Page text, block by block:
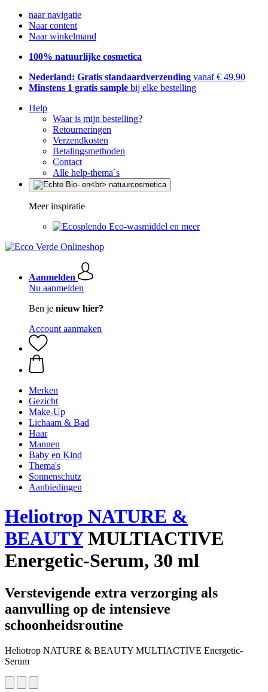
naar navigatie
Naar content
Naar winkelmand
100% natuurlijke cosmetica
Nederland: Gratis standaardverzending vanaf € 49,90
Minstens 1 gratis sample bij elke bestelling
Help
Waar is mijn bestelling?
Retourneringen
Verzendkosten
Betalingsmethoden
Contact
Alle help-thema`s
Meer inspiratie
Eco-wasmiddel en meer
Aanmelden
Nu aanmelden
Ben je nieuw hier?
Account aanmaken
Merken
Gezicht
Make-Up
Lichaam & Bad
Haar
Mannen
Baby en Kind
Thema's
Sonnenschutz
Aanbiedingen
Heliotrop NATURE &
BEAUTYMULTIACTIVE
Energetic-Serum, 30 ml
Verstevigende extra verzorging als
aanvulling op de intensieve
schoonheidsroutine
Heliotrop NATURE & BEAUTY MULTIACTIVE Energetic-
Serum